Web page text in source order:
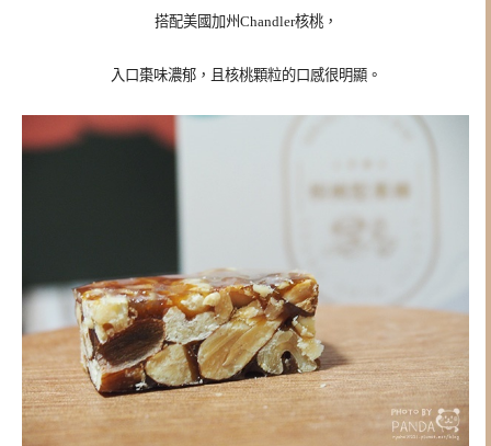
搭配美國加州Chandler核桃，
入口棗味濃郁，且核桃顆粒的口感很明顯。